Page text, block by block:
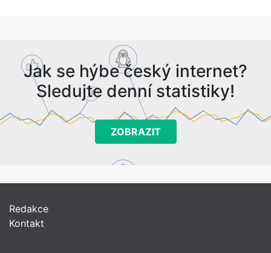
Jak se hýbe český internet?
Sledujte denní statistiky!
ZOBRAZIT
Redakce
Kontakt